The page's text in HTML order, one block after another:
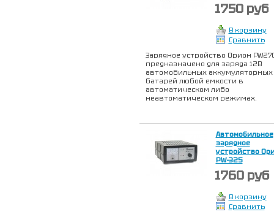
1750 руб
В корзину
Сравнить
Зарядное устройство Орион
предназначено для заряда 12В
автомобильных аккумуляторных
батарей любой емкости в
автоматическом либо
неавтоматическом режимах.
Автомобильное
зарядное
устройство
PW-325
1760 руб
В корзину
Сравнить